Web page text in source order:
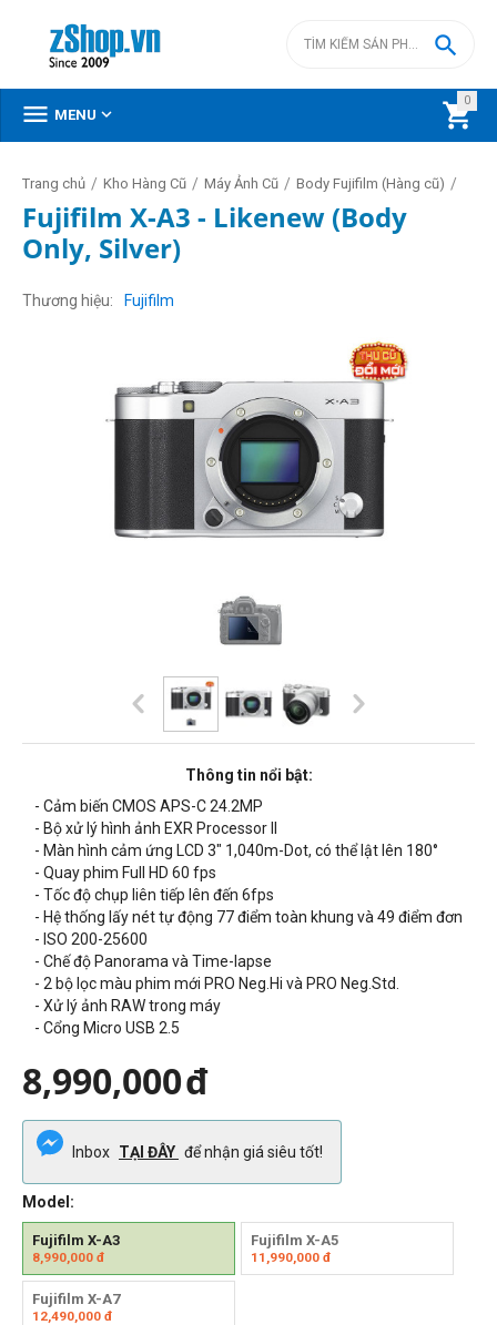
0


 MENU 
Trang chủ / Kho Hàng Cũ / Máy Ảnh Cũ / Body Fujifilm (Hàng cũ) /
Fujifilm X-A3 - Likenew (Body
Only, Silver)
Thương hiệu Fujifilm
Thông tin nổi bật:
- Cảm biến CMOS APS-C 24.2MP
- Bộ xử lý hình ảnh EXR Processor II
- Màn hình cảm ứng LCD 3" 1,040m-Dot, có thể lật lên 180°
- Quay phim Full HD 60 fps
- Tốc độ chụp liên tiếp lên đến 6fps
- Hệ thống lấy nét tự động 77 điểm toàn khung và 49 điểm đơn
- ISO 200-25600
- Chế độ Panorama và Time-lapse
- 2 bộ lọc màu phim mới PRO Neg.Hi và PRO Neg.Std.
- Xử lý ảnh RAW trong máy
- Cổng Micro USB 2.5
8,990,000đ
Inbox TẠI ĐÂY để nhận giá siêu tốt!
Model:
Fujifilm X-A3
8,990,000 đ
Fujifilm X-A5
11,990,000đ
Fujifilm X-A7
12,490,000 đ